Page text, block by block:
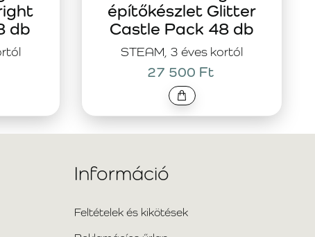
db
STEAM, 3 éves kortól
építőkészlet Glitter
Castle Pack 48 db
27 500 Ft
Információ
Feltételek és kikötések